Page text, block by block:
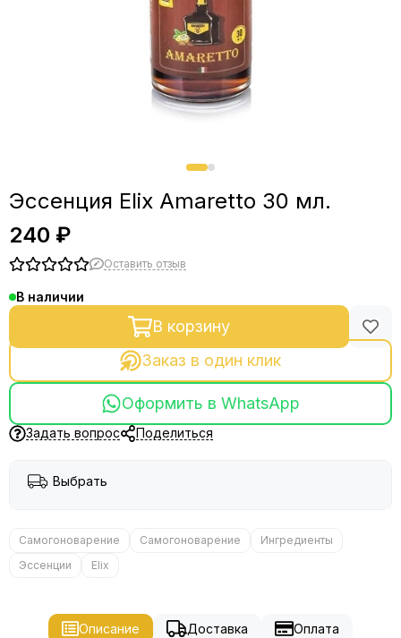
Эссенция Elix Amaretto 30 мл.
240 ₽
Оставить отзыв
В наличии
В корзину
Заказ в один клик
Оформить в WhatsApp
Задать вопрос Поделиться
Выбрать
Самогоноварение Самогоноварение
Ингредиенты
Эссенции
Elix
Описание Доставка Оплата